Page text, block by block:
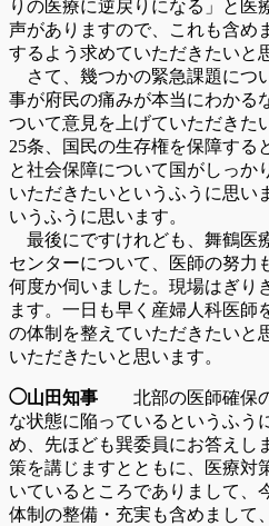
りの医療に逆戻りになる」と医
声がありますので、これも含め
するよう求めていただきたいと
さて、幾つかの緊急課題につ
事が府民の痛みが本当にわかる
ついて意見を上げていただきた
25条、国民の生存権を保障する
と社会保障について国がしっか
いただきたいというふうに思い
いうふうに思います。
最後にですけれども、舞鶴医
センターについて、医師の努力
何度か伺いました。現場はぎり
ます。一日も早く産婦人科医師
の体制を整えていただきたいと
いただきたいと思います。
◯山田知事 北部の医師確保の
な状態に陥っているというふう
め、先ほども巽委員にお答えし
策を講じますとともに、医療対
いているところでありまして、
体制の整備・充実も含めまして